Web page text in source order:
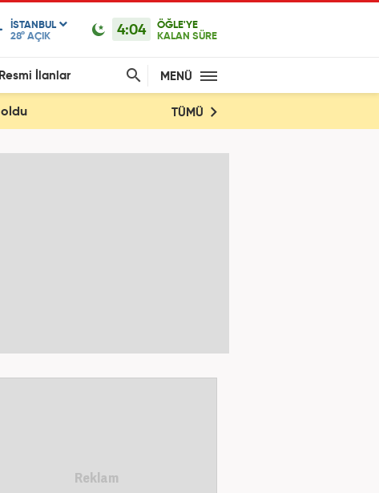
ISTANBUL
28° AÇIK 4:04
ÖĞLE'YE
KALAN SÜRE
Resmi İlanlar MENÜ
oldu TÜMÜ